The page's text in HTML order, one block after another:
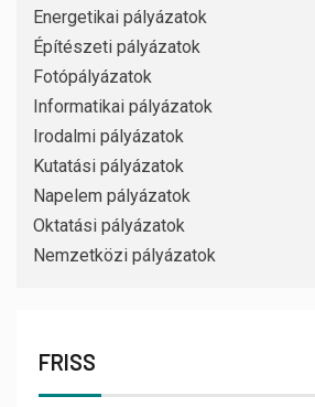
Energetikai pályázatok
Építészeti pályázatok
Fotópályázatok
Informatikai pályázatok
Irodalmi pályázatok
Kutatási pályázatok
Napelem pályázatok
Oktatási pályázatok
Nemzetközi pályázatok
FRISS